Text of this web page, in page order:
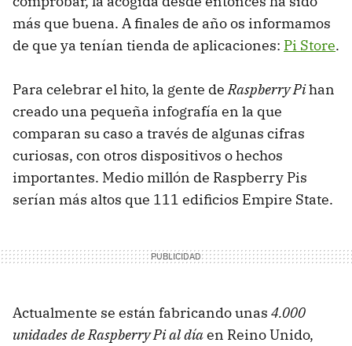
más que buena. A finales de año os informamos
de que ya tenían tienda de aplicaciones: Pi Store.
Para celebrar el hito, la gente de Raspberry Pihan
creado una pequeña infografía en la que
comparan su caso a través de algunas cifras
curiosas, con otros dispositivos o hechos
importantes. Medio millón de Raspberry Pis
serían más altos que 111 edificios Empire State.
Actualmente se están fabricando unas 4.000
unidades de Raspberry Pi al díaen Reino Unido,